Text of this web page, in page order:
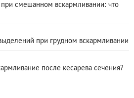
смешанном вскармливании: что
при грудном вскармливании
после кесарева сечения?